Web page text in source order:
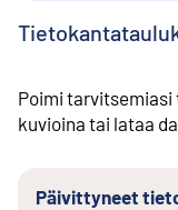
Poimi
kuvioina tai lataa
Päivittyneet